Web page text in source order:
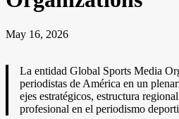
May 16, 2026
La entidad Global Sports Media
periodistas de América en un
ejes estratégicos, estructura
profesional en el periodismo